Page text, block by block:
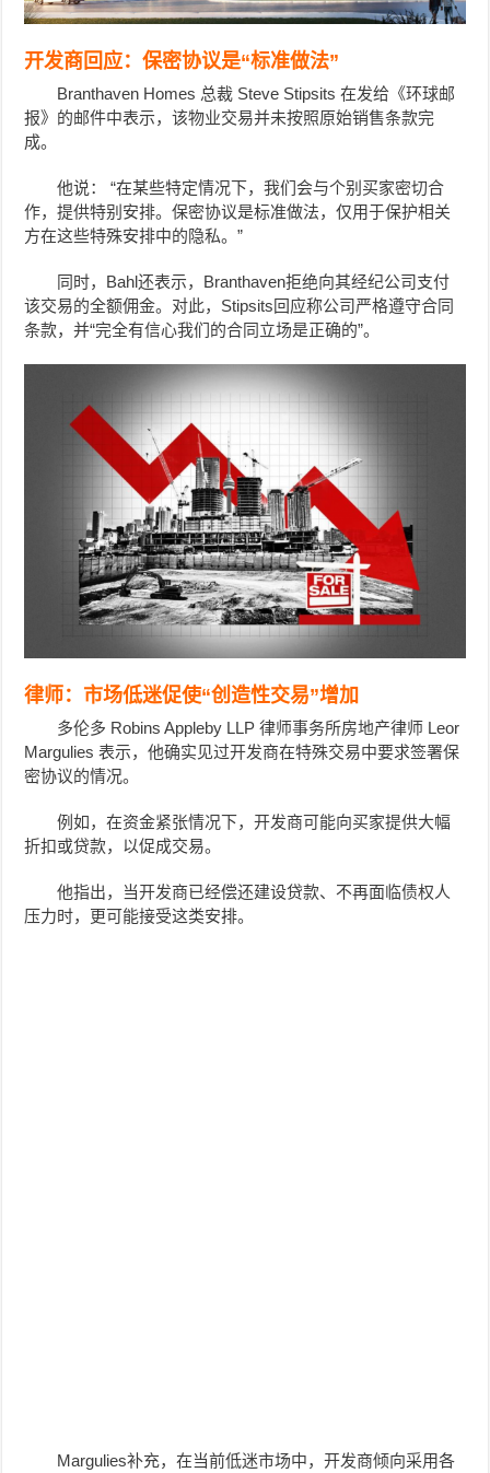
开发商回应：保密协议是“标准做法”
Branthaven Homes 总裁 Steve Stipsits 在发给《环球邮
报》的邮件中表示，该物业交易并未按照原始销售条款完
成。
他说： “在某些特定情况下，我们会与个别买家密切合
作，提供特别安排。保密协议是标准做法，仅用于保护相关
方在这些特殊安排中的隐私。”
同时，Bahl还表示，Branthaven拒绝向其经纪公司支付
该交易的全额佣金。对此，Stipsits回应称公司严格遵守合同
条款，并“完全有信心我们的合同立场是正确的”。
律师：市场低迷促使“创造性交易”增加
多伦多 Robins Appleby LLP 律师事务所房地产律师 Leor
Margulies 表示，他确实见过开发商在特殊交易中要求签署保
密协议的情况。
例如，在资金紧张情况下，开发商可能向买家提供大幅
折扣或贷款，以促成交易。
他指出，当开发商已经偿还建设贷款、不再面临债权人
压力时，更可能接受这类安排。
Margulies补充，在当前低迷市场中，开发商倾向采用各